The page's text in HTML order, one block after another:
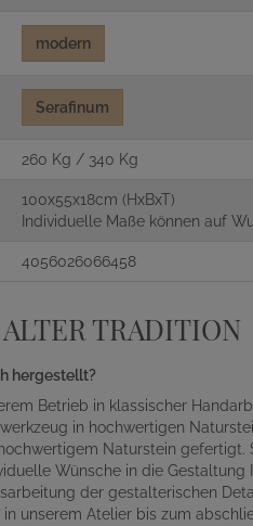
modern
Serafinum
260 Kg / 340 Kg
100x55x18cm (HxBxT)
Individuelle Maße können auf
4056026066458
TRADITION
hergestellt?
Betrieb in klassischer
in hochwertigen
Naturstein gefertigt.
Wünsche in die Gestaltung
der gestalterischen
unserem Atelier bis zum